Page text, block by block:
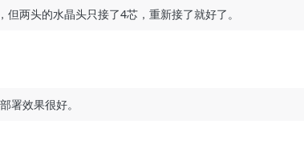
两头的水晶头只接了4芯，重新接了就好了。
署效果很好。